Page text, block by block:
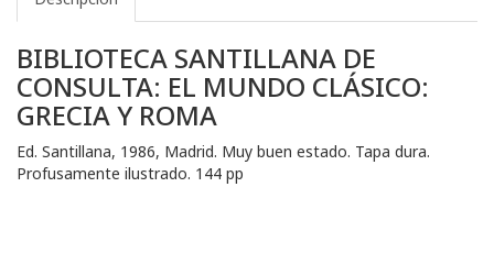
BIBLIOTECA SANTILLANA DE
CONSULTA: EL MUNDO CLÁSICO:
GRECIA Y ROMA
Ed. Santillana, 1986, Madrid. Muy buen estado. Tapa dura.
Profusamente ilustrado. 144 pp